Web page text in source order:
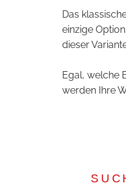
Das
einzige
dieser
Egal, welche
werden Ihre